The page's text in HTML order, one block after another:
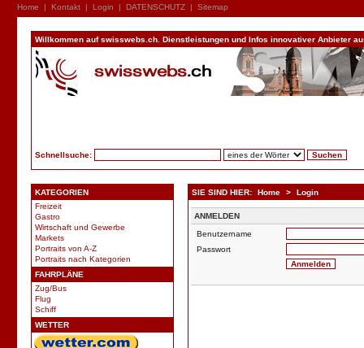
Home | Kontakt | Login | DATENSCHUTZ | Sitemap
Willkommen auf swisswebs.ch. Dienstleistungen und Infos innovativer Anbieter
Schnellsuche:
KATEGORIEN
Freizeit
Gastro
Wirtschaft und Gewerbe
Markets
Portraits von A-Z
Portraits nach Kategorien
FAHRPLÄNE
Zug/Bus
Flug
Schiff
WETTER
SIE SIND HIER: Home > Login
ANMELDEN
Benutzername
Passwort